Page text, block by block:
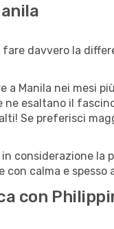
davvero la
Manila nei mesi
esaltano il
Se preferisci
considerazione la
calma e spesso
con